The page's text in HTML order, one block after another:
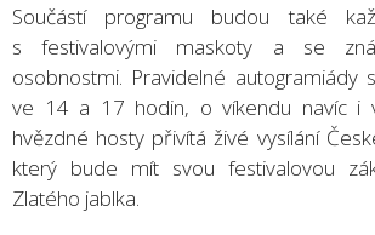
Součástí programu budou také
s festivalovými maskoty a se
osobnostmi. Pravidelné autogramiády
ve 14 a 17 hodin, o víkendu navíc i
hvězdné hosty přivítá živé vysílání
který bude mít svou festivalovou
Zlatého jablka.